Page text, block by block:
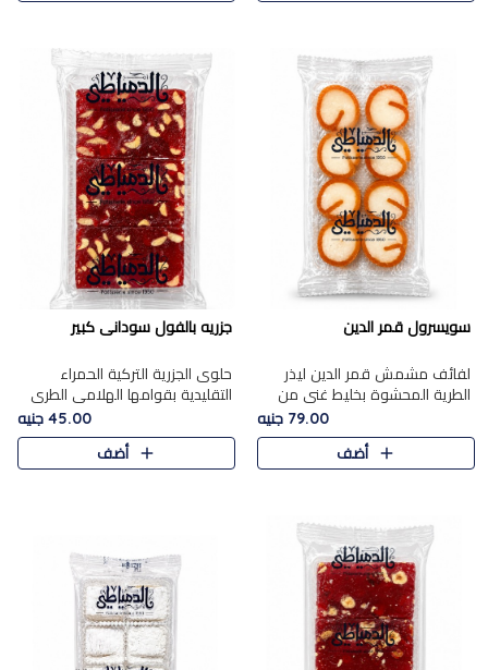
سويسرول قمر الدين
لفائف مشمش قمر الدين ليذر
الطرية المحشوة بخليط غني من
جوز الهند الأبيض والمكسرات
الفاخرة، يقدم المذاق الحلو
الطبيعي لقمر الدين و تجمع بين
79.00 جنيه
أضف
جزريه بالفول سودانى كبير
حلوى الجزرية التركية الحمراء
التقليدية بقوامها الهلامي الطري
ولونها الأحمر المميز، محشوة
بسخاء بالفول السوداني المحمص
لتمنحك توازنًا رائعًا ..
45.00 جنيه
أضف